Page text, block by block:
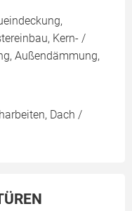
Kern- /
Außendämmung,
Dach /